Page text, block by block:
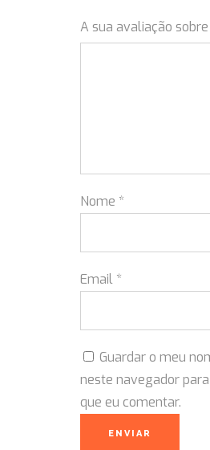
A sua avaliação
Nome *
Email *
Guardar o meu
neste navegador
que eu comentar.